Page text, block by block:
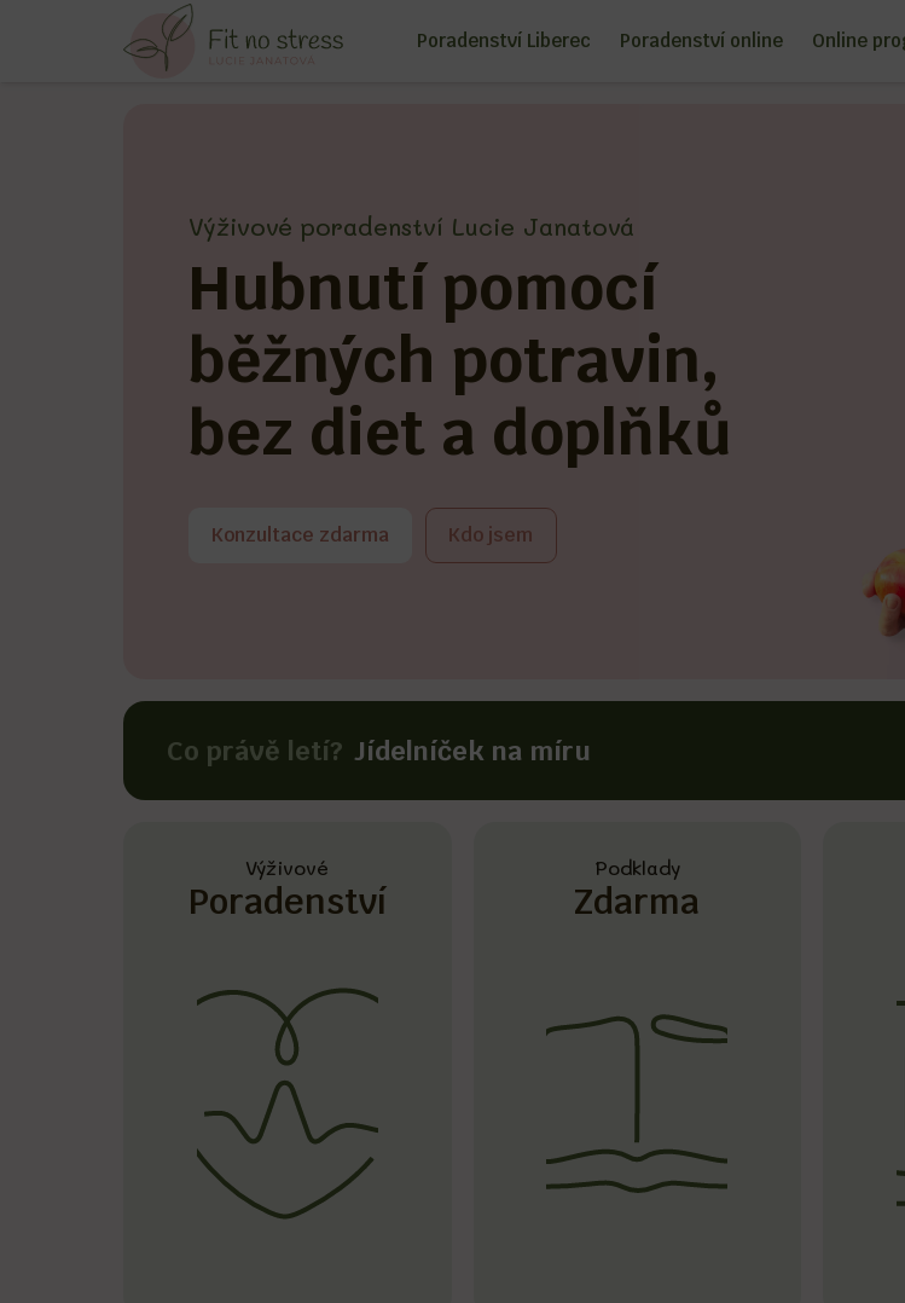
Poradenství Liberec Poradenství online Online
Výživové poradenství Lucie Janatová
Hubnutí pomocí
běžných potravin,
bez diet a doplňků
Konzultace zdarma Kdo jsem
Co právě letí? Jídelníček na míru
Výživové
Poradenství
Podklady
Zdarma